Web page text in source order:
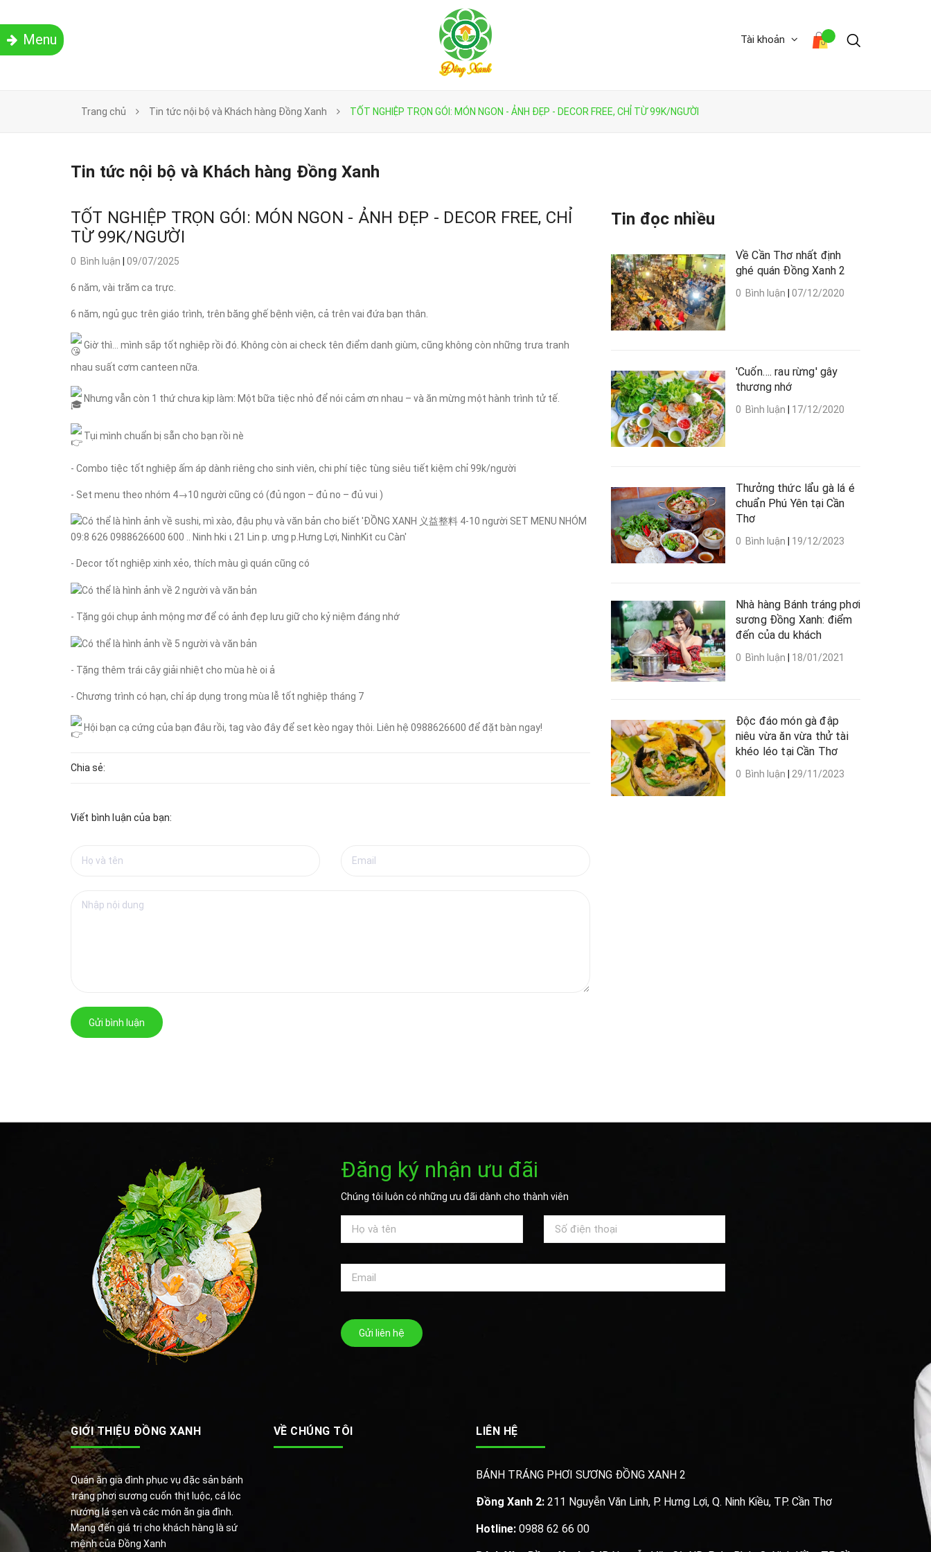
Tài khoản
Menu
Trang chủ Tin tức nội bộ và Khách hàng Đồng Xanh TỐT NGHIỆP TRỌN GÓI: MÓN NGON - ẢNH ĐẸP - DECOR FREE, CHỈ TỪ 99K/NGƯỜI
Tin tức nội bộ và Khách hàng Đồng Xanh
TỐT NGHIỆP TRỌN GÓI: MÓN NGON - ẢNH ĐẸP - DECOR FREE, CHỈ
TỪ 99K/NGƯỜI
0 Bình luận 09/07/2025
6 năm, vài trăm ca trực.
6 năm, ngủ gục trên giáo trình, trên băng ghế bệnh viện, cả trên vai đứa bạn thân.
Giờ thì... mình sắp tốt nghiệp rồi đó. Không còn ai check tên điểm danh giùm, cũng không còn những trưa tranh
nhau suất cơm canteen nữa.
Nhưng vẫn còn 1 thứ chưa kịp làm: Một bữa tiệc nhỏ để nói cảm ơn nhau – và ăn mừng một hành trình tử tế.
Tụi mình chuẩn bị sẵn cho bạn rồi nè
- Combo tiệc tốt nghiệp ấm áp dành riêng cho sinh viên, chi phí tiệc tùng siêu tiết kiệm chỉ 99k/người
- Set menu theo nhóm 4→10 người cũng có (đủ ngon – đủ no – đủ vui )
- Decor tốt nghiệp xinh xẻo, thích màu gì quán cũng có
- Tặng gói chụp ảnh mộng mơ để có ảnh đẹp lưu giữ cho kỷ niệm đáng nhớ
- Tặng thêm trái cây giải nhiệt cho mùa hè oi ả
- Chương trình có hạn, chỉ áp dụng trong mùa lễ tốt nghiệp tháng 7
Hội bạn cạ cứng của bạn đâu rồi, tag vào đây để set kèo ngay thôi. Liên hệ 0988626600 để đặt bàn ngay!
Chia sẻ:
Viết bình luận của bạn:
Gửi bình luận
Tin đọc nhiều
Về Cần Thơ nhất định
ghé quán Đồng Xanh 2
0 Bình luận 07/12/2020
'Cuốn…. rau rừng' gây
thương nhớ
0 Bình luận 17/12/2020
Thưởng thức lẩu gà lá é
chuẩn Phú Yên tại Cần
Thơ
0 Bình luận 19/12/2023
Nhà hàng Bánh tráng phơi
sương Đồng Xanh: điểm
đến của du khách
0 Bình luận 18/01/2021
Độc đáo món gà đập
niêu vừa ăn vừa thử tài
khéo léo tại Cần Thơ
0 Bình luận 29/11/2023
Đăng ký nhận ưu đãi
Chúng tôi luôn có những ưu đãi dành cho thành viên
Gửi liên hệ
GIỚI THIỆU ĐỒNG XANH
Quán ăn gia đình phục vụ đặc sản bánh
tráng phơi sương cuốn thịt luộc, cá lóc
nướng lá sen và các món ăn gia đình.
Mang đến giá trị cho khách hàng là sứ
mệnh của Đồng Xanh
VỀ CHÚNG TÔI LIÊN HỆ
BÁNH TRÁNG PHƠI SƯƠNG ĐỒNG XANH 2
Đồng Xanh 2: 211 Nguyễn Văn Linh, P. Hưng Lợi, Q. Ninh Kiều, TP. Cần Thơ
Hotline: 0988 62 66 00